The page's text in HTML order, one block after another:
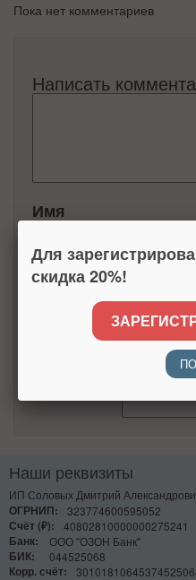
Пока нет комментариев
Написать
Имя
условиями
Узнать больше
Наши реквизиты
ИП Соловых Дмитрий
ОГРНИП:
323774600595052
Счёт (₽):
40802810000000275241
Банк:
ООО "ОЗОН Банк"
БИК:
044525068
Корр. счёт:
Для
скидка 20%!